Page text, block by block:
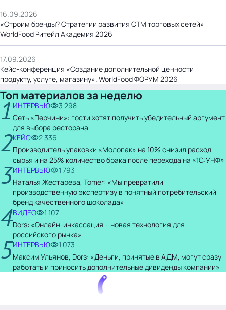
16.09.2026
«Строим бренды? Стратегии развития СТМ торговых сетей»
WorldFood Ритейл Академия 2026
17.09.2026
Кейс-конференция «Создание дополнительной ценности
продукту, услуге, магазину». WorldFood ФОРУМ 2026
Топ материалов за неделю
1 ИНТЕРВЬЮ
3 298
Сеть «Перчини»: гости хотят получить убедительный аргумент
для выбора ресторана
2КЕЙС
2 336
Производитель упаковки «Молопак» на 10% снизил расход
сырья и на 25% количество брака после перехода на «1С:УНФ»
3ИНТЕРВЬЮ
1 793
Наталья Жестарева, Tomer: «Мы превратили
производственную экспертизу в понятный потребительский
бренд качественного шоколада»
4ВИДЕО
1 107
Dors: «Онлайн-инкассация – новая технология для
российского рынка»
5ИНТЕРВЬЮ
1 073
Максим Ульянов, Dors: «Деньги, принятые в АДМ, могут сразу
работать и приносить дополнительные дивиденды компании»